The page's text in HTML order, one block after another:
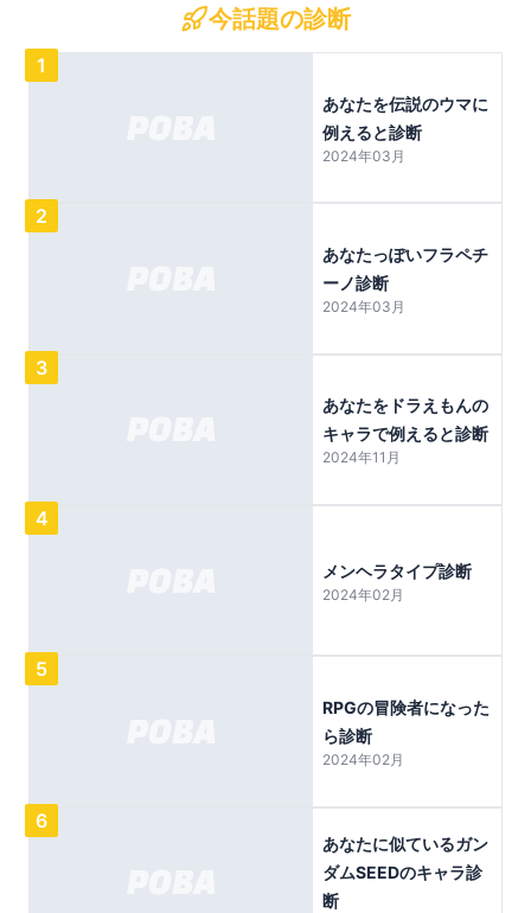
今話題の診断
1
あなたを伝説のウマに
例えると診断
2024年03月
2
あなたっぽいフラペチ
ーノ診断
2024年03月
3
あなたをドラえもんの
キャラで例えると診断
2024年11月
4
メンヘラタイプ診断
2024年02月
5
RPGの冒険者になった
ら診断
2024年02月
6
あなたに似ているガン
ダムSEEDのキャラ診
断